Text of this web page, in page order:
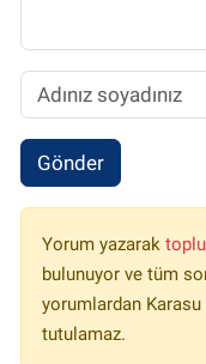
Gönder
Yorum yazarak
bulunuyor ve tüm
yorumlardan
tutulamaz.